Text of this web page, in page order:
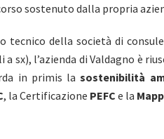
sostenuto dalla propria
tecnico della società di
a sx), l’azienda di Valdagno è
in primis lasostenibilità
, la Certificazione PEFC e la